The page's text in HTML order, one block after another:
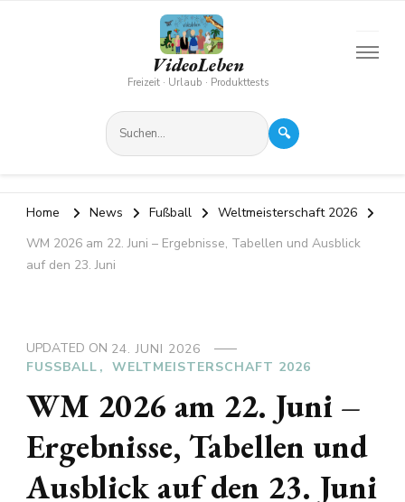
VideoLeben
Freizeit · Urlaub · Produkttests
🔍
Home News Fußball
Weltmeisterschaft 2026
WM 2026 am 22. Juni – Ergebnisse, Tabellen und Ausblick
auf den 23. Juni
UPDATED ON 24. JUNI 2026
FUSSBALL
WELTMEISTERSCHAFT 2026
WM 2026 am 22. Juni –
Ergebnisse, Tabellen und
Ausblick auf den 23. Juni